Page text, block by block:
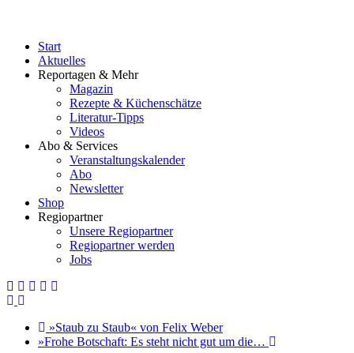
Start
Aktuelles
Reportagen & Mehr
Magazin
Rezepte & Küchenschätze
Literatur-Tipps
Videos
Abo & Services
Veranstaltungskalender
Abo
Newsletter
Shop
Regiopartner
Unsere Regiopartner
Regiopartner werden
Jobs
»Staub zu Staub« von Felix Weber
»Frohe Botschaft: Es steht nicht gut um die…